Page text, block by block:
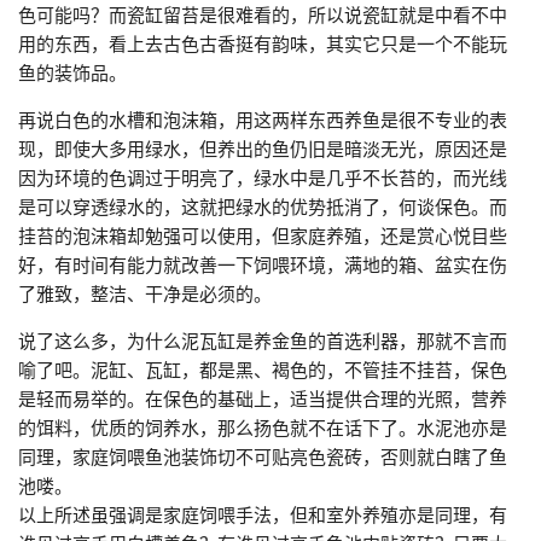
色可能吗？而瓷缸留苔是很难看的，所以说瓷缸就是中看不中
用的东西，看上去古色古香挺有韵味，其实它只是一个不能玩
鱼的装饰品。
再说白色的水槽和泡沫箱，用这两样东西养鱼是很不专业的表
现，即使大多用绿水，但养出的鱼仍旧是暗淡无光，原因还是
因为环境的色调过于明亮了，绿水中是几乎不长苔的，而光线
是可以穿透绿水的，这就把绿水的优势抵消了，何谈保色。而
挂苔的泡沫箱却勉强可以使用，但家庭养殖，还是赏心悦目些
好，有时间有能力就改善一下饲喂环境，满地的箱、盆实在伤
了雅致，整洁、干净是必须的。
说了这么多，为什么泥瓦缸是养金鱼的首选利器，那就不言而
喻了吧。泥缸、瓦缸，都是黑、褐色的，不管挂不挂苔，保色
是轻而易举的。在保色的基础上，适当提供合理的光照，营养
的饵料，优质的饲养水，那么扬色就不在话下了。水泥池亦是
同理，家庭饲喂鱼池装饰切不可贴亮色瓷砖，否则就白瞎了鱼
池喽。
以上所述虽强调是家庭饲喂手法，但和室外养殖亦是同理，有